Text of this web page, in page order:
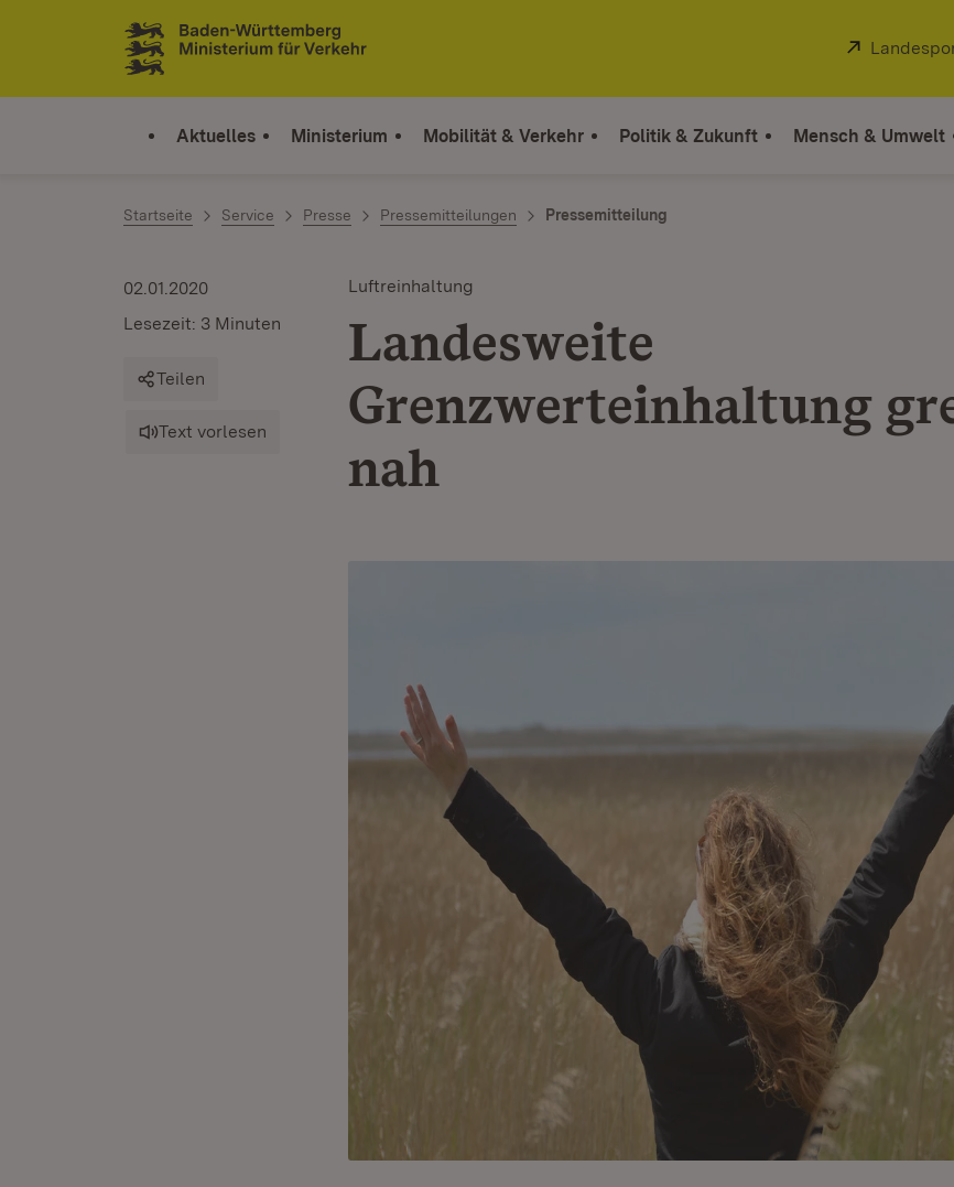
Zum Inhalt springen
Link zur Startseite
Extern:
Aktuelles Ministerium Mobilität & Verkehr Politik & Zukunft Mensch & Umwelt
Startseite Service Presse Pressemitteilungen Pressemitteilung
Luftreinhaltung
Landesweite
Grenzwerteinhaltung
nah
02.01.2020
Lesezeit: 3 Minuten
Teilen
Text vorlesen